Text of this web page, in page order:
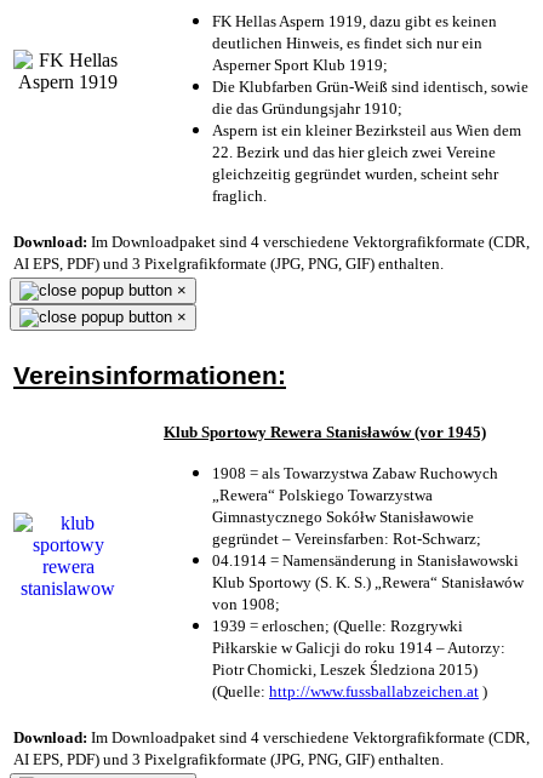
FK Hellas Aspern 1919, dazu gibt es keinen
deutlichen Hinweis, es findet sich nur ein
Asperner Sport Klub 1919;
Die Klubfarben Grün-Weiß sind identisch, sowie
die das Gründungsjahr 1910;
Aspern ist ein kleiner Bezirksteil aus Wien dem
22. Bezirk und das hier gleich zwei Vereine
gleichzeitig gegründet wurden, scheint sehr
fraglich.
Download: Im Downloadpaket sind 4 verschiedene Vektorgrafikformate (CDR,
AI EPS, PDF) und 3 Pixelgrafikformate (JPG, PNG, GIF) enthalten.
×
×
Vereinsinformationen:
Klub Sportowy Rewera Stanisławów (vor 1945)
1908 = als Towarzystwa Zabaw Ruchowych
„Rewera“ Polskiego Towarzystwa
Gimnastycznego Sokółw Stanisławowie
gegründet – Vereinsfarben: Rot-Schwarz;
04.1914 = Namensänderung in Stanisławowski
Klub Sportowy (S. K. S.) „Rewera“ Stanisławów
von 1908;
1939 = erloschen; (Quelle: Rozgrywki
Piłkarskie w Galicji do roku 1914 – Autorzy:
Piotr Chomicki, Leszek Śledziona 2015)
(Quelle: http://www.fussballabzeichen.at )
Download: Im Downloadpaket sind 4 verschiedene Vektorgrafikformate (CDR,
AI EPS, PDF) und 3 Pixelgrafikformate (JPG, PNG, GIF) enthalten.